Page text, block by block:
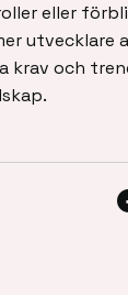
eller
utvecklare
krav och